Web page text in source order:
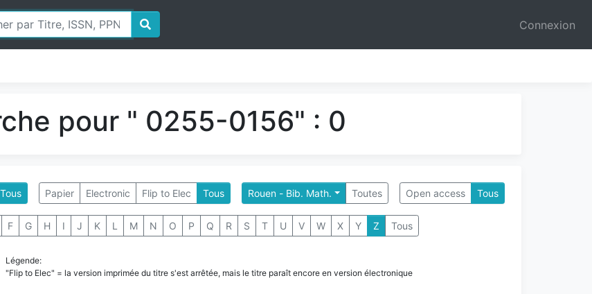
Connexion
pour " 0255-0156" : 0
Tous Papier Electronic Flip to Elec Tous Rouen - Bib. Math. Toutes Open access Tous
F G H I J K L M N O P Q R S T U V W X Y Z Tous
Légende:
"Flip to Elec" = la version imprimée du titre s'est arrêtée, mais le titre paraît encore en version électronique